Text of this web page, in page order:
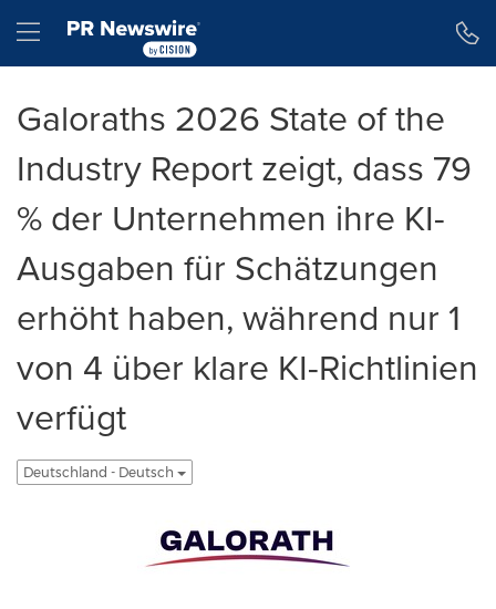
Hamburger menu
Galoraths 2026 State of the
Industry Report zeigt, dass 79
% der Unternehmen ihre KI-
Ausgaben für Schätzungen
erhöht haben, während nur 1
von 4 über klare KI-Richtlinien
verfügt
Deutschland - Deutsch